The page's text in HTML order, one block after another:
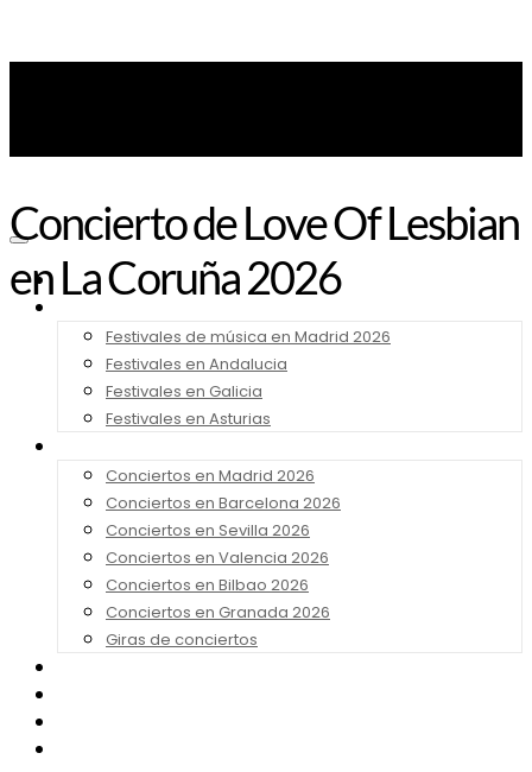
Noticias
Festivales de música en Madrid 2026
Festivales en Andalucia
Festivales en Galicia
Festivales en Asturias
Conciertos en Madrid 2026
Conciertos en Barcelona 2026
Conciertos en Sevilla 2026
Conciertos en Valencia 2026
Conciertos en Bilbao 2026
Conciertos en Granada 2026
Giras de conciertos
Concierto de Love Of Lesbian
en La Coruña 2026